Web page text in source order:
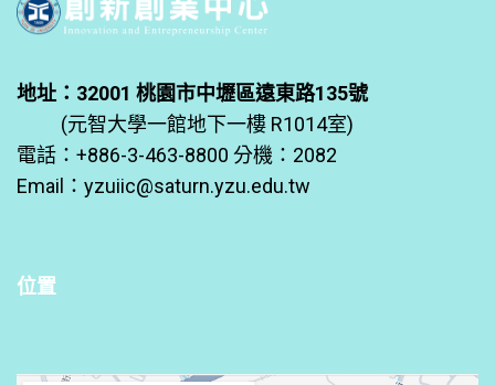
地址：32001 桃園市中壢區遠東路135號
(元智大學一館地下一樓 R1014室)
電話：+886-3-463-8800 分機：2082
Email： yzuiic@saturn.yzu.edu.tw
位置